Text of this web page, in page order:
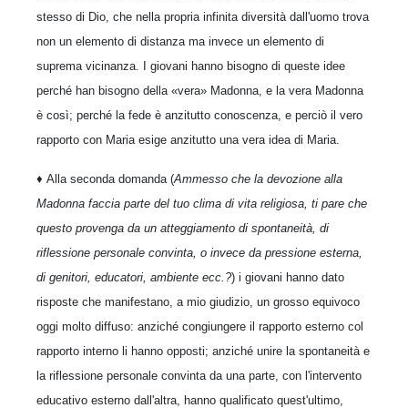
stesso di Dio, che nella propria infinita diversità dall'uomo trova
non un elemento di distanza ma invece un elemento di
suprema vicinanza. I giovani hanno bisogno di queste idee
perché han bisogno della «vera» Madonna, e la vera Madonna
è così; perché la fede è anzitutto conoscenza, e perciò il vero
rapporto con Maria esige anzitutto una vera idea di Maria.
♦ Alla seconda domanda (Ammesso che la devozione alla
Madonna faccia parte del tuo clima di vita religiosa, ti pare che
questo provenga da un atteggiamento di spontaneità, di
riflessione personale convinta, o invece da pressione esterna,
di genitori, educatori, ambiente ecc.?) i giovani hanno dato
risposte che manifestano, a mio giudizio, un grosso equivoco
oggi molto diffuso: anziché congiungere il rapporto esterno col
rapporto interno li hanno opposti; anziché unire la spontaneità e
la riflessione personale convinta da una parte, con l'intervento
educativo esterno dall'altra, hanno qualificato quest'ultimo,